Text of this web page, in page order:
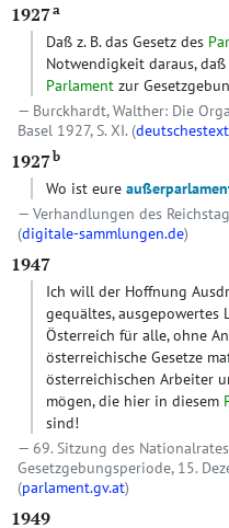
1927a
Daß z. B. das Gesetz des
Notwendigkeit daraus, daß
Parlament zur
Burckhardt, Walther: Die
Basel 1927, S. XI. (
1927b
Wo ist eure
Verhandlungen des
(digitale-sammlungen.de)
1947
Ich will der Hoffnung
gequältes,
Österreich für alle, ohne
österreichische Gesetze
österreichischen Arbeiter
mögen, die hier in diesem
sind!
69. Sitzung des
Gesetzgebungsperiode, 15.
(parlament.gv.at)
1949